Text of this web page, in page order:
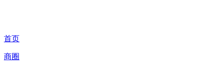
首页
商圈